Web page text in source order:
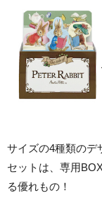
サイズの4種類のデ
セットは、専用
る優れもの！